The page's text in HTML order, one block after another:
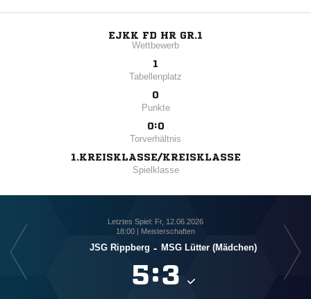
EJKK FD HR GR.1
Wettbewerb
1
Tabellenplatz
0
Punkte
0:0
Torverhältnis
1.KREISKLASSE/KREISKLASSE
Spielklasse
Letztes Spiel: Fr, 12.06.2026
18:00 | Meisterschaften
JSG Rippberg - MSG Lütter (Mädchen)
: